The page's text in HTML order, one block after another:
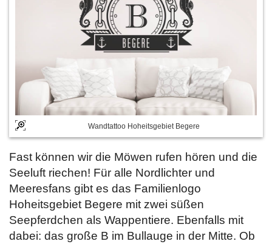
Wandtattoo Hoheitsgebiet Begere
Fast können wir die Möwen rufen hören und die
Seeluft riechen! Für alle Nordlichter und
Meeresfans gibt es das Familienlogo
Hoheitsgebiet Begere mit zwei süßen
Seepferdchen als Wappentiere. Ebenfalls mit
dabei: das große B im Bullauge in der Mitte. Ob